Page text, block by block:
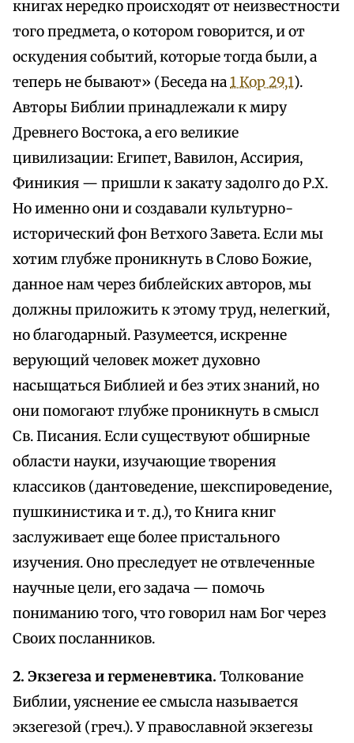
книгах нередко происходят от неизвестности
того предмета, о котором говорится, и от
оскудения событий, которые тогда были, а
теперь не бывают» (Беседа на1 Кор 29,1).
Авторы Библии принадлежали к миру
Древнего Востока, а его великие
цивилизации: Египет, Вавилон, Ассирия,
Финикия — пришли к закату задолго до Р.Х.
Но именно они и создавали культурно-
исторический фон Ветхого Завета. Если мы
хотим глубже проникнуть в Слово Божие,
данное нам через библейских авторов, мы
должны приложить к этому труд, нелегкий,
но благодарный. Разумеется, искренне
верующий человек может духовно
насыщаться Библией и без этих знаний, но
они помогают глубже проникнуть в смысл
Св. Писания. Если существуют обширные
области науки, изучающие творения
классиков (дантоведение, шекспироведение,
пушкинистика и т. д.), то Книга книг
заслуживает еще более пристального
изучения. Оно преследует не отвлеченные
научные цели, его задача — помочь
пониманию того, что говорил нам Бог через
Своих посланников.
2. Экзегеза и герменевтика. Толкование
Библии, уяснение ее смысла называется
экзегезой (греч.). У православной экзегезы